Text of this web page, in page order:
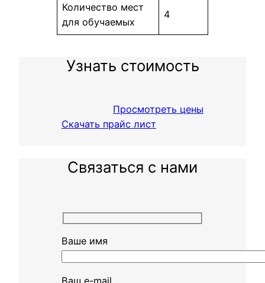
Количество мест
для обучаемых
4
Узнать стоимость
Просмотреть цены
Скачать прайс лист
Связаться с нами
Ваше имя
Ваш e-mail